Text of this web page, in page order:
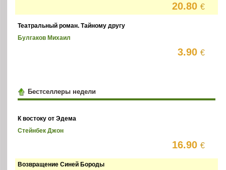
20.80€
Театральный роман. Тайному другу
Булгаков Михаил
3.90€
Бестселлеры недели
К востоку от Эдема
Стейнбек Джон
16.90€
Возвращение Синей Бороды